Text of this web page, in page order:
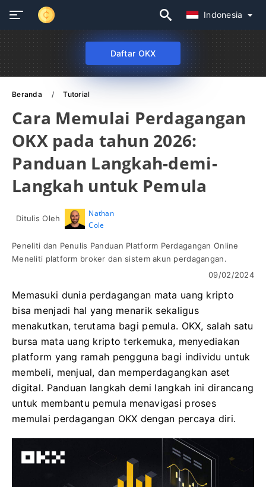
Indonesia
Daftar OKX
Beranda Tutorial
Cara Memulai Perdagangan
OKX pada tahun 2026:
Panduan Langkah-demi-
Langkah untuk Pemula
Ditulis Oleh
Nathan
Cole
Peneliti dan Penulis Panduan Platform Perdagangan Online
Meneliti platform broker dan sistem akun perdagangan.
09/02/2024
Memasuki dunia perdagangan mata uang kripto
bisa menjadi hal yang menarik sekaligus
menakutkan, terutama bagi pemula. OKX, salah satu
bursa mata uang kripto terkemuka, menyediakan
platform yang ramah pengguna bagi individu untuk
membeli, menjual, dan memperdagangkan aset
digital. Panduan langkah demi langkah ini dirancang
untuk membantu pemula menavigasi proses
memulai perdagangan OKX dengan percaya diri.